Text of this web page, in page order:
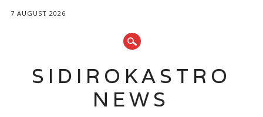
7 AUGUST 2026
SIDIROKASTRO
NEWS